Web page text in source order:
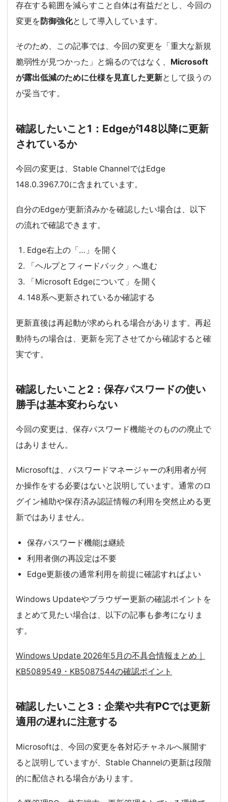
存在する範囲を減らすこと自体は有益だとし、今回の
変更を 防御強化として導入しています。
そのため、この記事では、今回の変更を「重大な新規
脆弱性が見つかった」と煽るのではなく、 Microsoft
が露出低減のために仕様を見直した更新として扱うの
が妥当です。
確認したいこと1：Edgeが148以降に更新
されているか
今回の変更は、Stable ChannelではEdge
148.0.3967.70に含まれています。
自分のEdgeが更新済みかを確認したい場合は、以下
の流れで確認できます。
Edge右上の「…」を開く
「ヘルプとフィードバック」へ進む
「Microsoft Edgeについて」を開く
148系へ更新されているか確認する
更新直後は再起動が求められる場合があります。再起
動待ちの場合は、更新を完了させてから確認すると確
実です。
確認したいこと2：保存パスワードの使い
勝手は基本変わらない
今回の変更は、保存パスワード機能そのものの廃止で
はありません。
Microsoftは、パスワードマネージャーの利用者が何
か操作をする必要はないと説明しています。通常のロ
グイン補助や保存済み認証情報の利用を突然止める更
新ではありません。
保存パスワード機能は継続
利用者側の再設定は不要
Edge更新後の通常利用を前提に確認すればよい
Windows Updateやブラウザー更新の確認ポイントを
まとめて見たい場合は、以下の記事も参考になりま
す。
Windows Update 2026年5月の不具合情報まとめ｜
KB5089549・KB5087544の確認ポイント
確認したいこと3：企業や共有PCでは更新
適用の遅れに注意する
Microsoftは、今回の変更を各対応チャネルへ展開す
ると説明していますが、Stable Channelの更新は段階
的に配信される場合があります。